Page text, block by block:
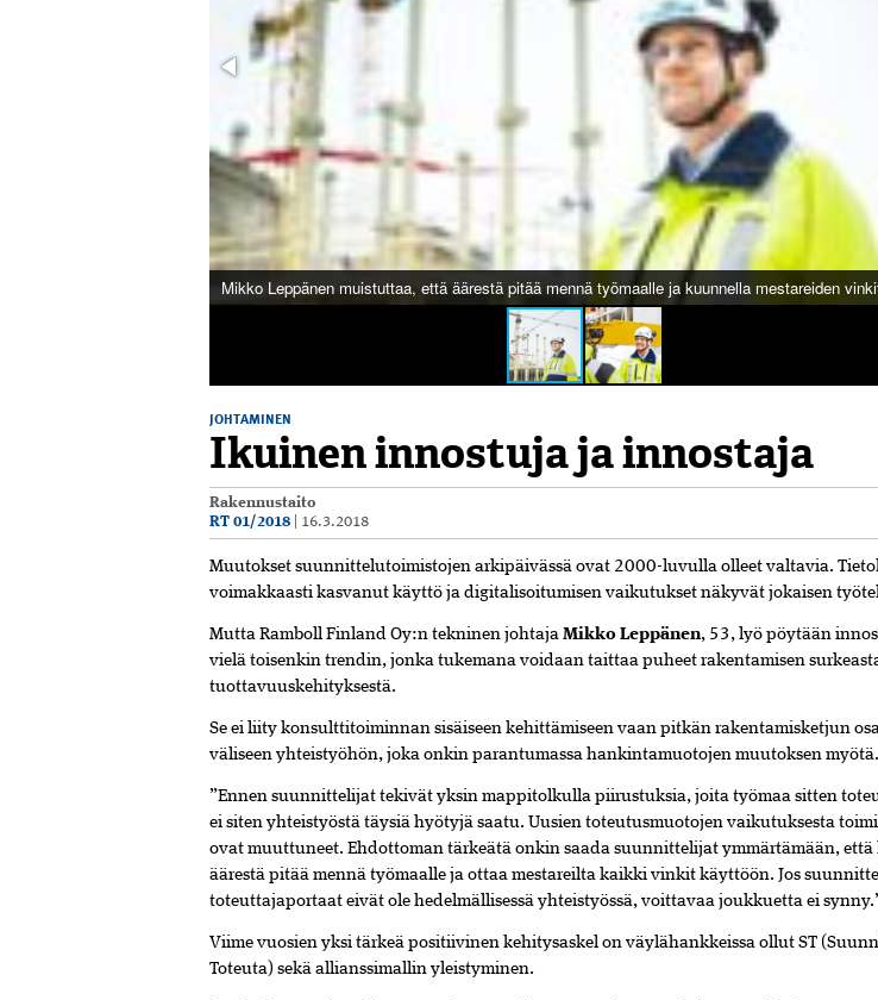
Mikko Leppänen muistuttaa, että äärestä pitää mennä työmaalle ja kuunnella mestareiden
JOHTAMINEN
Ikuinen innostuja ja innostaja
Rakennustaito
RT 01/2018
16.3.2018
Muutokset suunnittelutoimistojen arkipäivässä ovat 2000-luvulla olleet valtavia.
voimakkaasti kasvanut käyttö ja digitalisoitumisen vaikutukset näkyvät jokaisen
Mutta Ramboll Finland Oy:n tekninen johtajaMikko Leppänen, 53, lyö pöytään
vielä toisenkin trendin, jonka tukemana voidaan taittaa puheet rakentamisen
tuottavuuskehityksestä.
Se ei liity konsulttitoiminnan sisäiseen kehittämiseen vaan pitkän rakentamisketjun
väliseen yhteistyöhön, joka onkin parantumassa hankintamuotojen muutoksen myötä.
”Ennen suunnittelijat tekivät yksin mappitolkulla piirustuksia, joita työmaa sitten
ei siten yhteistyöstä täysiä hyötyjä saatu. Uusien toteutusmuotojen vaikutuksesta
ovat muuttuneet. Ehdottoman tärkeätä onkin saada suunnittelijat ymmärtämään, että
äärestä pitää mennä työmaalle ja ottaa mestareilta kaikki vinkit käyttöön. Jos
toteuttajaportaat eivät ole hedelmällisessä yhteistyössä, voittavaa joukkuetta ei
Viime vuosien yksi tärkeä positiivinen kehitysaskel on väylähankkeissa ollut ST
Toteuta) sekä allianssimallin yleistyminen.